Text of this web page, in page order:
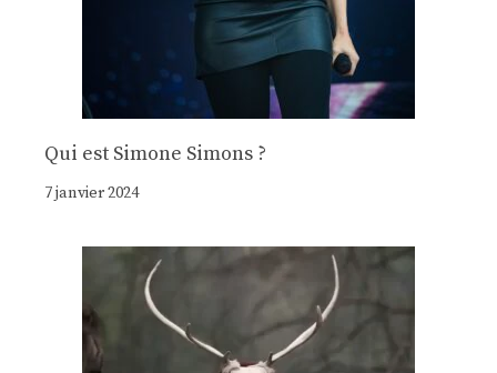
Qui est Simone Simons ?
7 janvier 2024